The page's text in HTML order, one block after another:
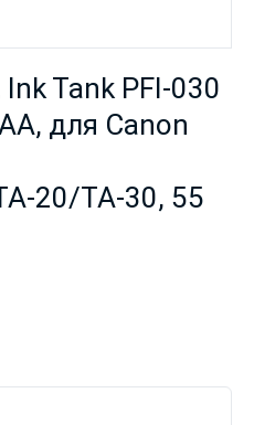
Tank PFI-030
для Canon
20/TA-30, 55